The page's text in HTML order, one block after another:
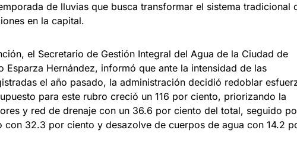
de lluvias que busca transformar el sistema tradicional
en la capital.
el Secretario de Gestión Integral del Agua de la Ciudad de
Esparza Hernández, informó que ante la intensidad de las
el año pasado, la administración decidió redoblar
para este rubro creció un 116 por ciento, priorizando la
y red de drenaje con un 36.6 por ciento del total, seguido
con 32.3 por ciento y desazolve de cuerpos de agua con 14.2